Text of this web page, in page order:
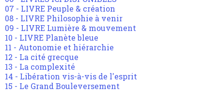
07 - LIVRE Peuple & création
08 - LIVRE Philosophie à venir
09 - LIVRE Lumière & mouvement
10 - LIVRE Planète bleue
11 - Autonomie et hiérarchie
12 - La cité grecque
13 - La complexité
14 - Libération vis-à-vis de l'esprit
15 - Le Grand Bouleversement